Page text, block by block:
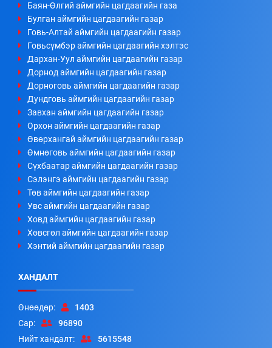
Баян-Өлгий аймгийн цагдаагийн газа
Булган аймгийн цагдаагийн газар
Говь-Алтай аймгийн цагдаагийн газар
Говьсүмбэр аймгийн цагдаагийн хэлтэс
Дархан-Уул аймгийн цагдаагийн газар
Дорнод аймгийн цагдаагийн газар
Дорноговь аймгийн цагдаагийн газар
Дундговь аймгийн цагдаагийн газар
Завхан аймгийн цагдаагийн газар
Орхон аймгийн цагдаагийн газар
Өвөрхангай аймгийн цагдаагийн газар
Өмнөговь аймгийн цагдаагийн газар
Сүхбаатар аймгийн цагдаагийн газар
Сэлэнгэ аймгийн цагдаагийн газар
Төв аймгийн цагдаагийн газар
Увс аймгийн цагдаагийн газар
Ховд аймгийн цагдаагийн газар
Хөвсгөл аймгийн цагдаагийн газар
Хэнтий аймгийн цагдаагийн газар
ХАНДАЛТ
Өнөөдөр:
1403
Сар:
96890
Нийт хандалт:
5615548